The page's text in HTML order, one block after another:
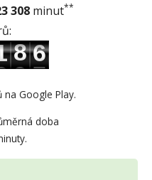
308 minut**
Google Play.
doba